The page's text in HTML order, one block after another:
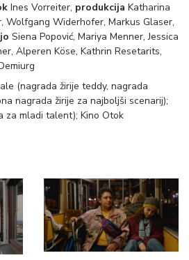
Ines Vorreiter, produkcija Katharina
Wolfgang Widerhofer, Markus Glaser,
Siena Popović, Mariya Menner, Jessica
Alperen Köse, Kathrin Resetarits,
(nagrada žirije teddy, nagrada
nagrada žirije za najboljši scenarij);
za mladi talent); Kino Otok